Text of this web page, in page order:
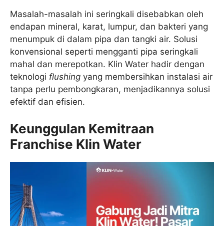
Masalah-masalah ini seringkali disebabkan oleh
endapan mineral, karat, lumpur, dan bakteri yang
menumpuk di dalam pipa dan tangki air. Solusi
konvensional seperti mengganti pipa seringkali
mahal dan merepotkan. Klin Water hadir dengan
teknologi flushing yang membersihkan instalasi air
tanpa perlu pembongkaran, menjadikannya solusi
efektif dan efisien.
Keunggulan Kemitraan
Franchise Klin Water